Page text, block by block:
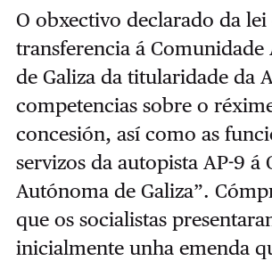
O obxectivo declarado da lei
transferencia á Comunidade
de Galiza da titularidade da
competencias sobre o
concesión, así como as
servizos da autopista AP-9 á
Autónoma de Galiza”.
que os socialistas
inicialmente unha emenda